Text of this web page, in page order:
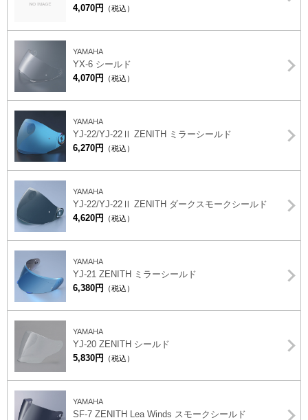
4,070円
（税込）
YAMAHA
YX-6 シールド
4,070円
（税込）
YAMAHA
YJ-22/YJ-22Ⅱ ZENITH ミラーシールド
6,270円
（税込）
YAMAHA
YJ-22/YJ-22Ⅱ ZENITH ダークスモークシールド
4,620円
（税込）
YAMAHA
YJ-21 ZENITH ミラーシールド
6,380円
（税込）
YAMAHA
YJ-20 ZENITH シールド
5,830円
（税込）
YAMAHA
SF-7 ZENITH Lea Winds スモークシールド